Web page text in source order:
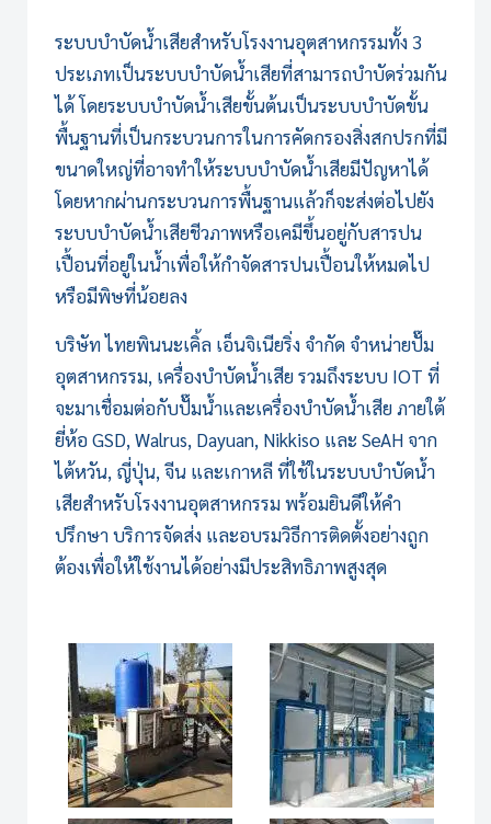
ระบบบำบัดน้ำเสียสำหรับโรงงานอุตสาหกรรมทั้ง 3
ประเภทเป็นระบบบำบัดน้ำเสียที่สามารถบำบัดร่วมกัน
ได้ โดยระบบบำบัดน้ำเสียขั้นต้นเป็นระบบบำบัดขั้น
พื้นฐานที่เป็นกระบวนการในการคัดกรองสิ่งสกปรกที่มี
ขนาดใหญ่ที่อาจทำให้ระบบบำบัดน้ำเสียมีปัญหาได้
โดยหากผ่านกระบวนการพื้นฐานแล้วก็จะส่งต่อไปยัง
ระบบบำบัดน้ำเสียชีวภาพหรือเคมีขึ้นอยู่กับสารปน
เปื้อนที่อยู่ในน้ำเพื่อให้กำจัดสารปนเปื้อนให้หมดไป
หรือมีพิษที่น้อยลง
บริษัท ไทยพินนะเคิ้ล เอ็นจิเนียริ่ง จำกัด จำหน่ายปั๊ม
อุตสาหกรรม, เครื่องบำบัดน้ำเสีย รวมถึงระบบ IOT ที่
จะมาเชื่อมต่อกับปั๊มน้ำและเครื่องบำบัดน้ำเสีย ภายใต้
ยี่ห้อ GSD, Walrus, Dayuan, Nikkiso และ SeAH จาก
ไต้หวัน, ญี่ปุ่น, จีน และเกาหลี ที่ใช้ในระบบบำบัดน้ำ
เสียสำหรับโรงงานอุตสาหกรรม พร้อมยินดีให้คำ
ปรึกษา บริการจัดส่ง และอบรมวิธีการติดตั้งอย่างถูก
ต้องเพื่อให้ใช้งานได้อย่างมีประสิทธิภาพสูงสุด